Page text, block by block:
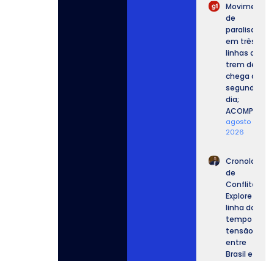
Movimento
de
paralisação
em três
linhas de
trem de SP
chega ao
segundo
dia;
ACOMPANHE.
agosto 6,
2026
Cronologia
de
Conflitos:
Explore a
linha do
tempo da
tensão
entre
Brasil e